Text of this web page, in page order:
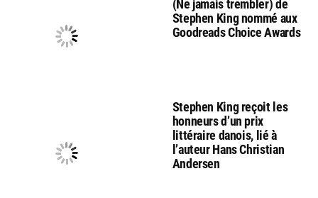
(Ne jamais trembler) de
Stephen King nommé aux
Goodreads Choice Awards
Stephen King reçoit les
honneurs d’un prix
littéraire danois, lié à
l’auteur Hans Christian
Andersen